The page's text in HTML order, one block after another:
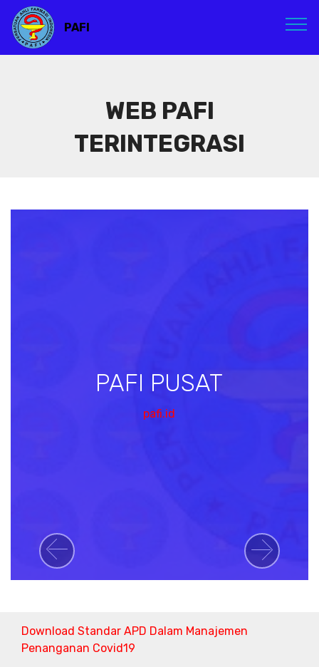
PAFI
WEB PAFI
TERINTEGRASI
PAFI PUSAT
pafi.id
Previous Next
Download Standar APD Dalam Manajemen
Penanganan Covid19